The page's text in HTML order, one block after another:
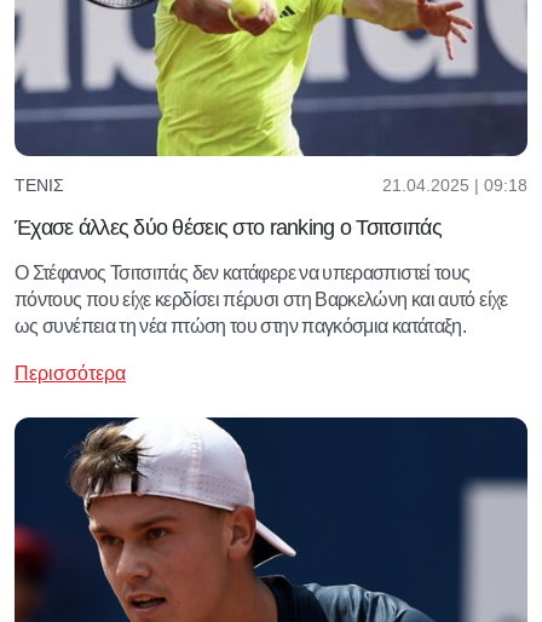
ΤΈΝΙΣ 21.04.2025 | 09:18
Έχασε άλλες δύο θέσεις στο ranking ο Τσιτσιπάς
Ο Στέφανος Τσιτσιπάς δεν κατάφερε να υπερασπιστεί τους
πόντους που είχε κερδίσει πέρυσι στη Βαρκελώνη και αυτό είχε
ως συνέπεια τη νέα πτώση του στην παγκόσμια κατάταξη.
Περισσότερα